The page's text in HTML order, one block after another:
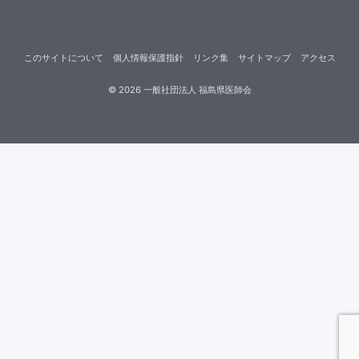
© 2026一般社団法人 福島県医師会
このサイトについて 個人情報保護指針 リンク集 サイトマップ アクセス